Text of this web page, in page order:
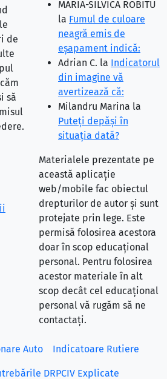
de
să
MARIA-SILVICA ROBITU
la Fumul de culoare
neagră emis de
eşapament indică:
Adrian C. la Indicatorul
din imagine vă
avertizează că:
Milandru Marina la
Puteţi depăşi în
situaţia dată?
Materialele prezentate pe
această aplicație
web/mobile fac obiectul
drepturilor de autor și sunt
protejate prin lege. Este
permisă folosirea acestora
doar în scop educațional
personal. Pentru folosirea
acestor materiale în alt
scop decât cel educațional
personal vă rugăm să ne
contactați.
Auto Indicatoare Rutiere
DRPCIV Explicate